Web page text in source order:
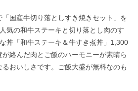
国産牛切り落としすき焼きセット」を
気の和牛ステーキと切り落とし肉のす
丼「和牛ステーキ＆牛すき煮丼」1,300
絡んだ肉とご飯のハーモニーが素晴ら
るおいしさです。ご飯大盛が無料なのも